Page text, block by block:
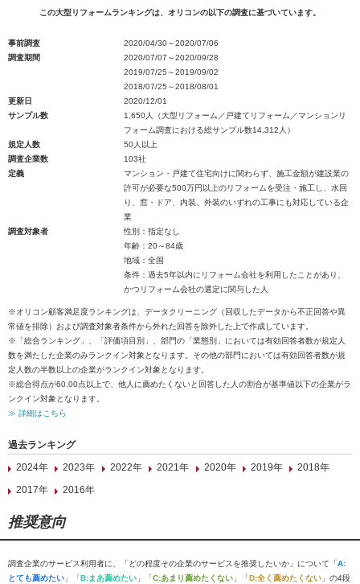
この大型リフォームランキングは、オリコンの以下の調査に基づいています。
事前調査
2020/04/30～2020/07/06
調査期間
2020/07/07～2020/09/28
2019/07/25～2019/09/02
2018/07/25～2018/08/01
更新日
2020/12/01
サンプル数
1,650人（大型リフォーム／戸建てリフォーム／マンションリ
フォーム調査における総サンプル数14,312人）
規定人数
50人以上
調査企業数
103社
定義
マンション・戸建て住宅向けに関わらず、施工金額が建設業の
許可が必要な500万円以上のリフォームを受注・施工し、水回
り、窓・ドア、内装、外装のいずれの工事にも対応している企
業
調査対象者
性別：指定なし
年齢：20～84歳
地域：全国
条件：過去5年以内にリフォーム会社を利用したことがあり、
かつリフォーム会社の選定に関与した人
※オリコン顧客満足度ランキングは、データクリーニング（回収したデータから不正回答や異
常値を排除）および調査対象者条件から外れた回答を除外した上で作成しています。
※「総合ランキング」、「評価項目別」、部門の「業態別」においては有効回答者数が規定人
数を満たした企業のみランクイン対象となります。その他の部門においては有効回答者数が規
定人数の半数以上の企業がランクイン対象となります。
※総合得点が60.00点以上で、他人に薦めたくないと回答した人の割合が基準値以下の企業がラ
ンクイン対象となります。
≫ 詳細はこちら
過去ランキング
2024年
2023年 2022年 2021年 2020年 2019年
2018年
2017年
2016年
推奨意向
調査企業のサービス利用者に、「どの程度その企業のサービスを推奨したいか」について「A:
とても薦めたい 」「B:まあ薦めたい 」「C:あまり薦めたくない 」「D:全く薦めたくない 」の4段